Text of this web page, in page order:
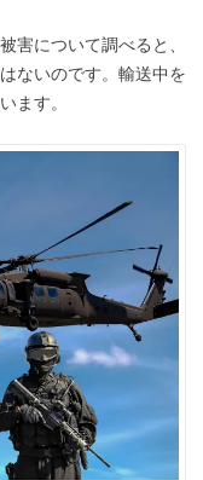
害について調べると、
ないのです。輸送中を
ます。